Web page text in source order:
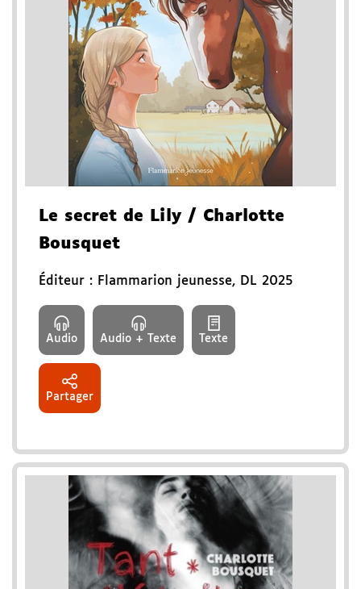
Le secret de Lily / Charlotte
Bousquet
Éditeur : Flammarion jeunesse, DL 2025
Audio Audio + Texte Texte
Partager